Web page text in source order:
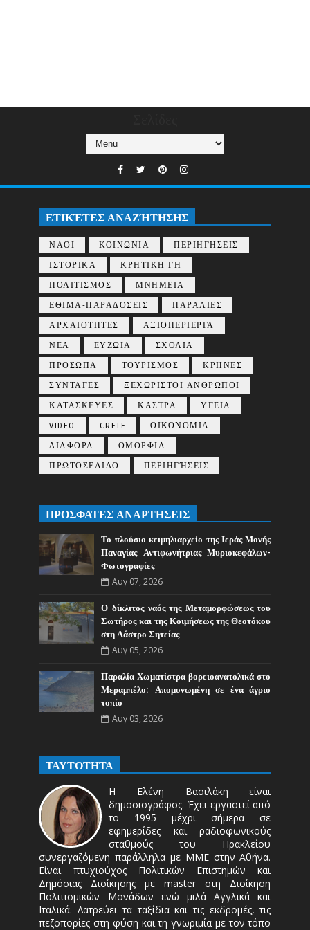
ΕΤΙΚΈΤΕΣ ΑΝΑΖΉΤΗΣΗΣ
ΝΑΟΙ ΚΟΙΝΩΝΙΑ
ΠΕΡΙΗΓΗΣΕΙΣ
ΙΣΤΟΡΙΚΑ
ΚΡΗΤΙΚΗ ΓΗ
ΠΟΛΙΤΙΣΜΟΣ
ΜΝΗΜΕΙΑ
ΕΘΙΜΑ-ΠΑΡΑΔΟΣΕΙΣ
ΠΑΡΑΛΙΕΣ
ΑΡΧΑΙΟΤΗΤΕΣ
ΑΞΙΟΠΕΡΙΕΡΓΑ
ΝΕΑ
ΕΥΖΩΙΑ
ΣΧΟΛΙΑ
ΠΡΟΣΩΠΑ
ΤΟΥΡΙΣΜΟΣ
ΚΡΗΝΕΣ
ΣΥΝΤΑΓΕΣ
ΞΕΧΩΡΙΣΤΟΙ ΑΝΘΡΩΠΟΙ
ΚΑΤΑΣΚΕΥΕΣ
ΚΑΣΤΡΑ
ΥΓΕΙΑ
VIDEO
CRETE
ΟΙΚΟΝΟΜΙΑ
ΔΙΑΦΟΡΑ
ΟΜΟΡΦΙΑ
ΠΡΩΤΟΣΕΛΙΔΟ
ΠΕΡΙΗΓΉΣΕΙΣ
ΠΡΟΣΦΑΤΕΣ ΑΝΑΡΤΗΣΕΙΣ
Το πλούσιο κειμηλιαρχείο της Ιεράς Μονής
Παναγίας Αντιφωνήτριας Μυριοκεφάλων-
Φωτογραφίες
Αυγ 07, 2026
Ο δίκλιτος ναός της Μεταμορφώσεως του
Σωτήρος και της Κοιμήσεως της Θεοτόκου
στη Λάστρο Σητείας
Αυγ 05, 2026
Παραλία Χωματίστρα βορειοανατολικά στο
Μεραμπέλο: Απομονωμένη σε ένα άγριο
τοπίο
Αυγ 03, 2026
ΤΑΥΤΟΤΗΤΑ
Η Ελένη Βασιλάκη είναι
δημοσιογράφος. Έχει εργαστεί από
το 1995 μέχρι σήμερα σε
εφημερίδες και ραδιοφωνικούς
σταθμούς του Ηρακλείου
συνεργαζόμενη παράλληλα με ΜΜΕ στην Αθήνα.
Είναι πτυχιούχος Πολιτικών Επιστημών και
Δημόσιας Διοίκησης με master στη Διοίκηση
Πολιτισμικών Μονάδων ενώ μιλά Αγγλικά και
Ιταλικά. Λατρεύει τα ταξίδια και τις εκδρομές, τις
πεζοπορίες στη φύση και τη γνωριμία με τον τόπο